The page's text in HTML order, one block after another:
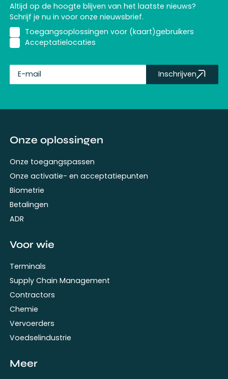
Altijd op de hoogte blijven van het laatste nieuws?
Schrijf je nu in voor onze nieuwsbrief.
Toegangsoplossingen voor (kaart)gebruikers
Acceptatielocaties
Inschrijven
Onze oplossingen
Onze toegangspassen
Onze activatie- en acceptatiepunten
Biometrie
Betalingen
ADR
Voor wie
Terminals
Supply Chain Management
Contractors
Chemie
Vervoerders
Voedselindustrie
Meer